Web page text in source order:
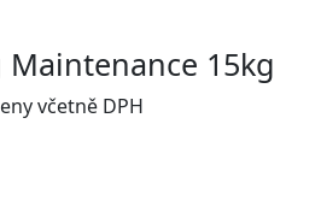
Maintenance 15kg
včetně DPH